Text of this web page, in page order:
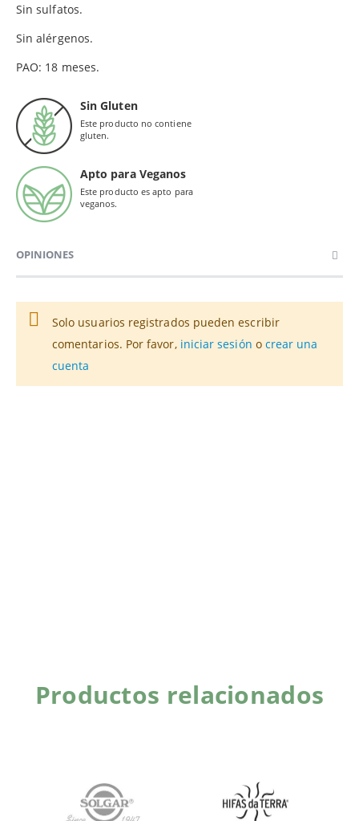
Sin sulfatos.
Sin alérgenos.
PAO: 18 meses.
Sin Gluten
Este producto no contiene
gluten.
Apto para Veganos
Este producto es apto para
veganos.
OPINIONES
Solo usuarios registrados pueden escribir
comentarios. Por favor, iniciar sesión o crear una
cuenta
Productos relacionados